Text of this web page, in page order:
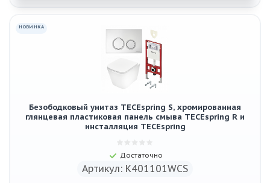
НОВИНКА
Безободковый унитаз TECEspring S, хромированная
глянцевая пластиковая панель смыва TECEspring R и
инсталляция TECEspring
Достаточно
Артикул: K401101WCS